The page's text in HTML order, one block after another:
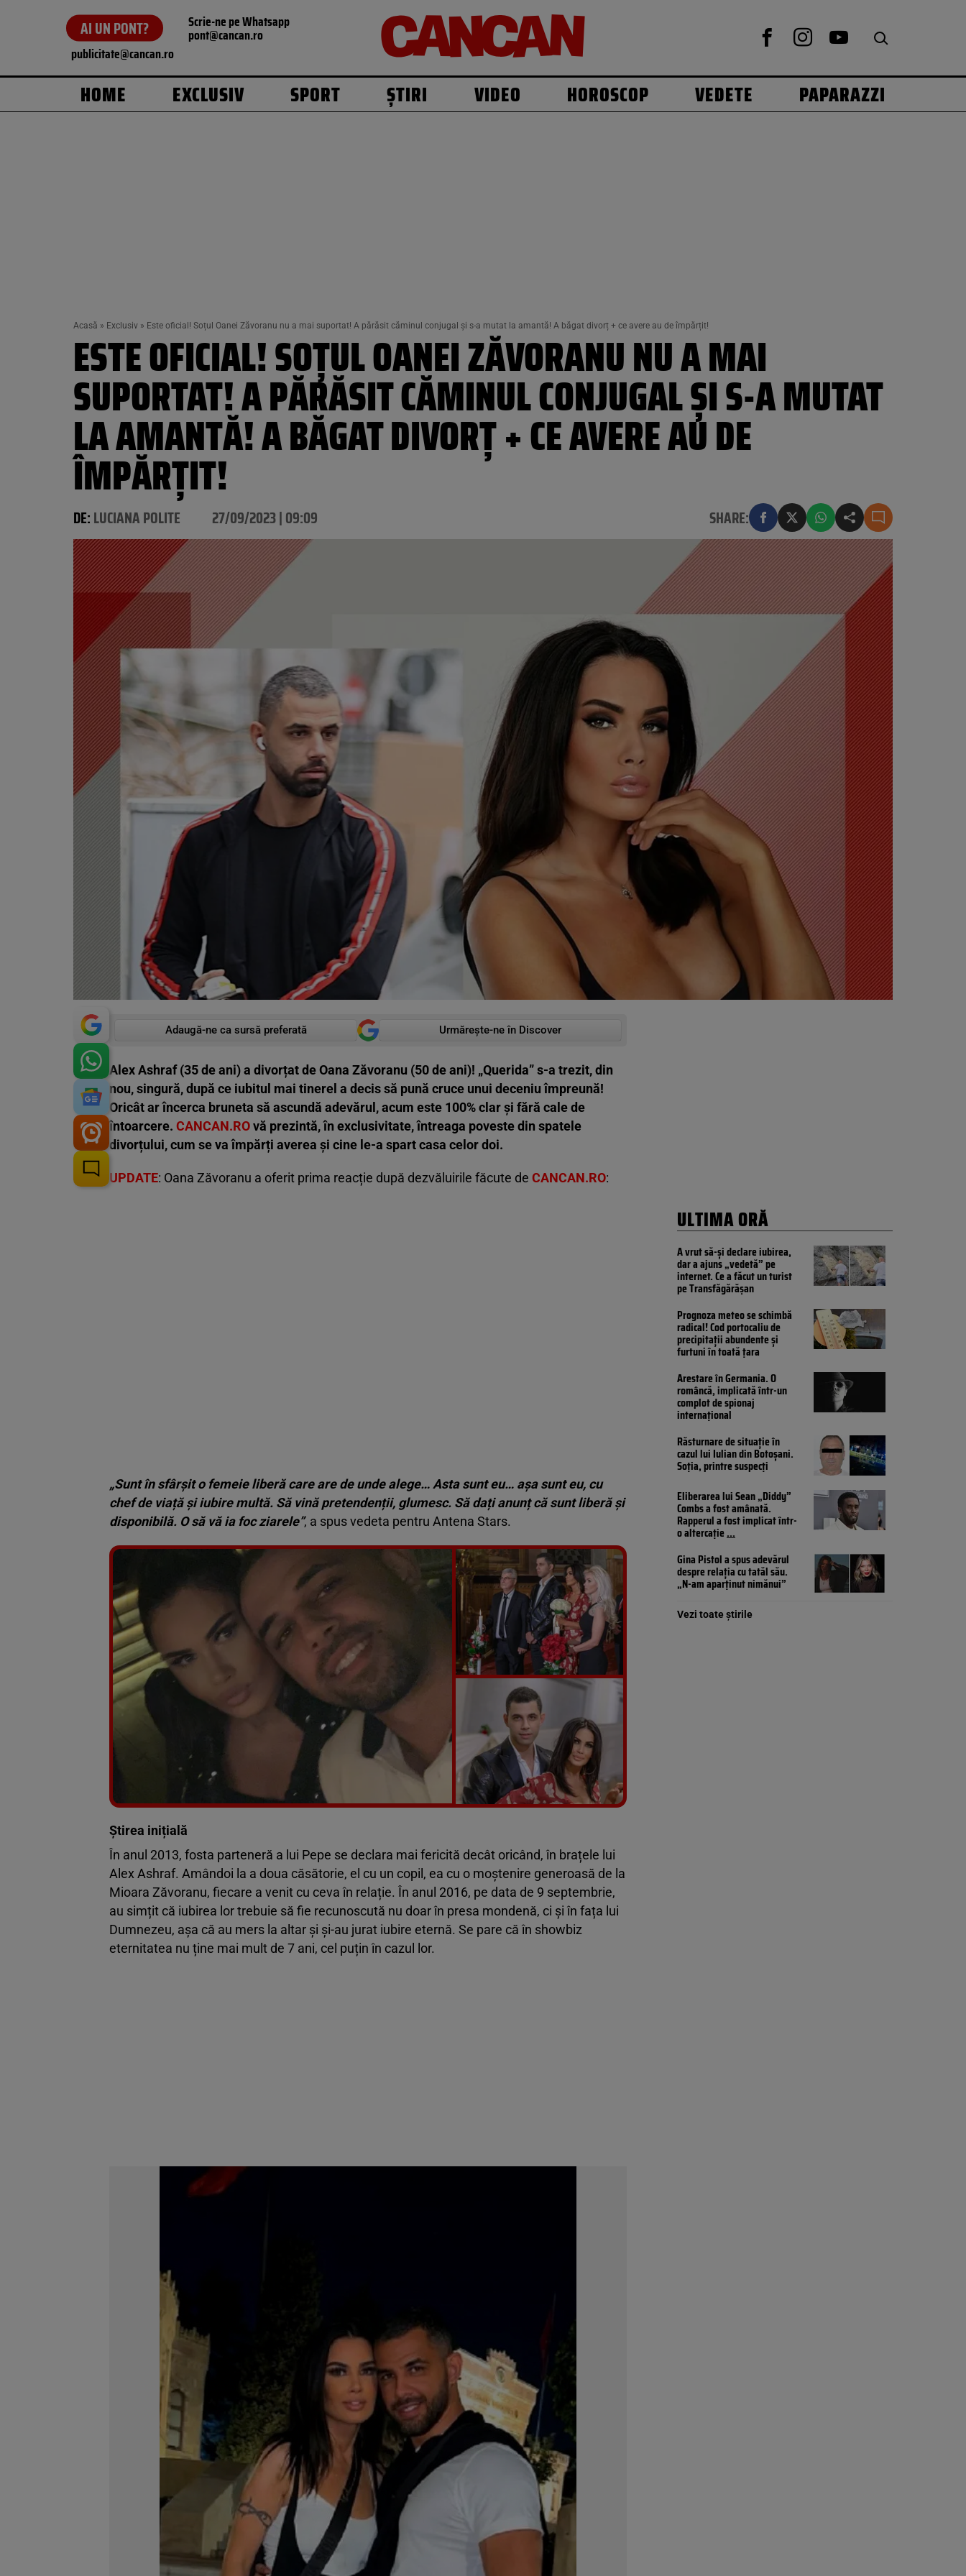
AI UN PONT? Scrie-ne pe Whatsapp
pont@cancan.ro
publicitate@cancan.ro
HOME EXCLUSIV SPORT ȘTIRI VIDEO HOROSCOP VEDETE PAPARAZZI
Acasă » Exclusiv » Este oficial! Soțul Oanei Zăvoranu nu a mai suportat! A părăsit căminul conjugal și s-a mutat la amantă! A băgat divorț + ce avere au de împărțit!
ESTE OFICIAL! SOȚUL OANEI ZĂVORANU NU A MAI
SUPORTAT! A PĂRĂSIT CĂMINUL CONJUGAL ȘI S-A MUTAT
LA AMANTĂ! A BĂGAT DIVORȚ + CE AVERE AU DE
ÎMPĂRȚIT!
DE:LUCIANA POLITE 27/09/2023 | 09:09 SHARE:
Adaugă-ne ca sursă preferată Urmărește-ne în Discover
Alex Ashraf (35 de ani) a divorțat de Oana Zăvoranu (50 de ani)! „Querida” s-a trezit, din
nou, singură, după ce iubitul mai tinerel a decis să pună cruce unui deceniu împreună!
Oricât ar încerca bruneta să ascundă adevărul, acum este 100% clar și fără cale de
întoarcere. CANCAN.ROvă prezintă, în exclusivitate, întreaga poveste din spatele
divorțului, cum se va împărți averea și cine le-a spart casa celor doi.
UPDATE: Oana Zăvoranu a oferit prima reacție după dezvăluirile făcute de CANCAN.RO:
„Sunt în sfârșit o femeie liberă care are de unde alege… Asta sunt eu… așa sunt eu, cu
chef de viață și iubire multă. Să vină pretendenții, glumesc. Să dați anunț că sunt liberă și
disponibilă. O să vă ia foc ziarele”, a spus vedeta pentru Antena Stars.
Vezi galeria foto
Știrea inițială
În anul 2013, fosta parteneră a lui Pepe se declara mai fericită decât oricând, în brațele lui
Alex Ashraf. Amândoi la a doua căsătorie, el cu un copil, ea cu o moștenire generoasă de la
Mioara Zăvoranu, fiecare a venit cu ceva în relație. În anul 2016, pe data de 9 septembrie,
au simțit că iubirea lor trebuie să fie recunoscută nu doar în presa mondenă, ci și în fața lui
Dumnezeu, așa că au mers la altar și și-au jurat iubire eternă. Se pare că în showbiz
eternitatea nu ține mai mult de 7 ani, cel puțin în cazul lor.
ULTIMA ORĂ
A vrut să-și declare iubirea,
dar a ajuns „vedetă” pe
internet. Ce a făcut un turist
pe Transfăgărășan
Prognoza meteo se schimbă
radical! Cod portocaliu de
precipitații abundente și
furtuni în toată țara
Arestare în Germania. O
româncă, implicată într-un
complot de spionaj
internațional
Răsturnare de situație în
cazul lui Iulian din Botoșani.
Soția, printre suspecți
Eliberarea lui Sean „Diddy”
Combs a fost amânată.
Rapperul a fost implicat într-
o altercație...
Gina Pistol a spus adevărul
despre relația cu tatăl său.
„N-am aparținut nimănui”
Vezi toate știrile